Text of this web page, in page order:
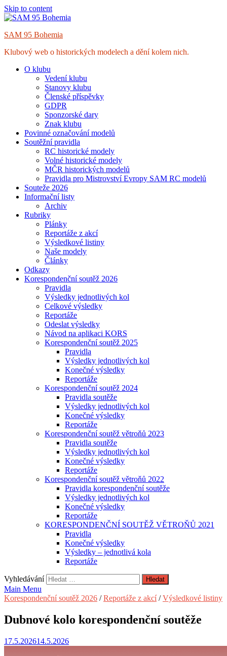
Skip to content
SAM 95 Bohemia
Klubový web o historických modelech a dění kolem nich.
O klubu
Vedení klubu
Stanovy klubu
Členské příspěvky
GDPR
Sponzorské dary
Znak klubu
Povinné označování modelů
Soutěžní pravidla
RC historické modely
Volné historické modely
MČR historických modelů
Pravidla pro Mistrovství Evropy SAM RC modelů
Souteže 2026
Informační listy
Archiv
Rubriky
Plánky
Reportáže z akcí
Výsledkové listiny
Naše modely
Články
Odkazy
Korespondenční soutěž 2026
Pravidla
Výsledky jednotlivých kol
Celkové výsledky
Reportáže
Odeslat výsledky
Návod na aplikaci KORS
Korespondenční soutěž 2025
Pravidla
Výsledky jednotlivých kol
Konečné výsledky
Reportáže
Korespondenční soutěž 2024
Pravidla soutěže
Výsledky jednotlivých kol
Konečné výsledky
Reportáže
Korespondenční soutěž větroňů 2023
Pravidla soutěže
Výsledky jednotlivých kol
Konečné výsledky
Reportáže
Korespondenční soutěž větroňů 2022
Pravidla korespondenční soutěže
Výsledky jednotlivých kol
Konečné výsledky
Reportáže
KORESPONDENČNÍ SOUTĚŽ VĚTROŇŮ 2021
Pravidla
Konečné výsledky
Výsledky – jednotlivá kola
Reportáže
Vyhledávání
Main Menu
Korespondenční soutěž 2026 /Reportáže z akcí/Výsledkové listiny
Dubnové kolo korespondenční soutěže
17.5.202614.5.2026